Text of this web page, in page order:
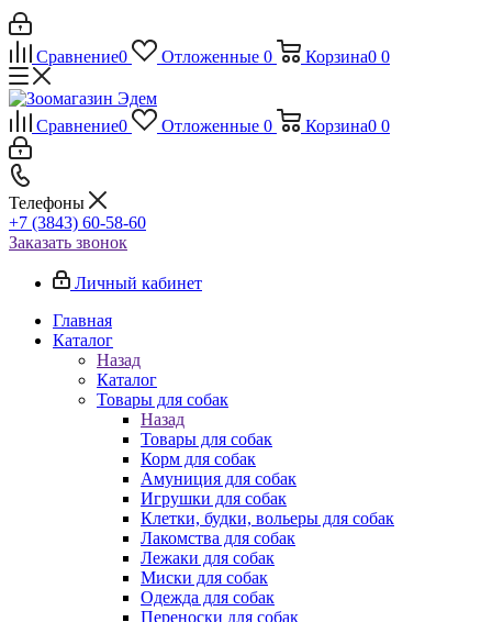
Сравнение0 Отложенные 0 Корзина0 0
Сравнение0 Отложенные 0 Корзина0 0
Телефоны
+7 (3843) 60-58-60
Заказать звонок
Личный кабинет
Главная
Каталог
Назад
Каталог
Товары для собак
Назад
Товары для собак
Корм для собак
Амуниция для собак
Игрушки для собак
Клетки, будки, вольеры для собак
Лакомства для собак
Лежаки для собак
Миски для собак
Одежда для собак
Переноски для собак